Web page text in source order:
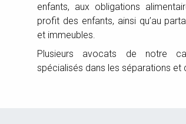
enfants, aux obligations
profit des enfants, ainsi qu’au
et immeubles.
Plusieurs avocats de notre
spécialisés dans les séparations et